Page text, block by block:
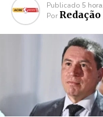
Publicado 5
Por